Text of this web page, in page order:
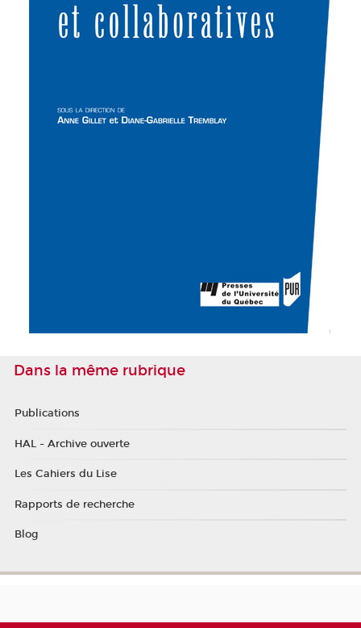
Dans la même rubrique
Publications
HAL - Archive ouverte
Les Cahiers du Lise
Rapports de recherche
Blog